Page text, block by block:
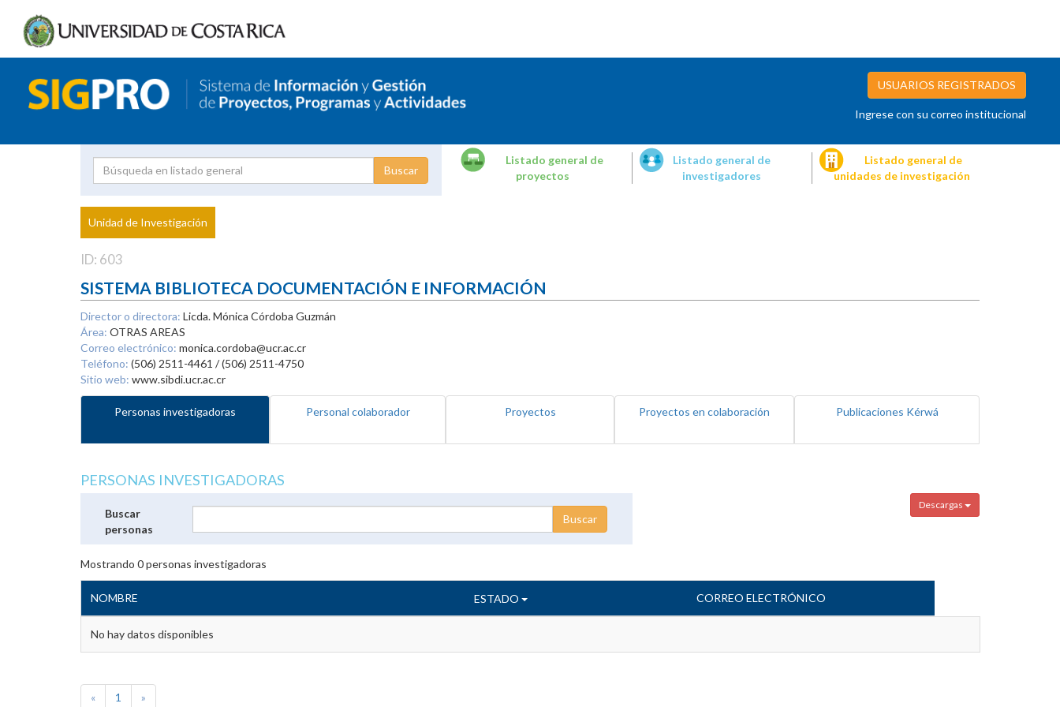
USUARIOS REGISTRADOS
Ingrese con su correo institucional
Proyecto
Investigador
Listado general de
proyectos
Listado general de
investigadores
Listado general de
unidades de investigación
Unidad de Investigación
ID: 603
SISTEMA BIBLIOTECA DOCUMENTACIÓN E INFORMACIÓN
Director o directora: Licda. Mónica Córdoba Guzmán
Área: OTRAS AREAS
Correo electrónico: monica.cordoba@ucr.ac.cr
Teléfono: (506) 2511-4461 / (506) 2511-4750
Sitio web: www.sibdi.ucr.ac.cr
Personas investigadoras Personal colaborador Proyectos Proyectos en colaboración Publicaciones Kérwá
PERSONAS INVESTIGADORAS
Descargas
Buscar
personas
Mostrando 0personas investigadoras
NOMBRE ESTADO CORREO ELECTRÓNICO
No hay datos disponibles
« 1 »